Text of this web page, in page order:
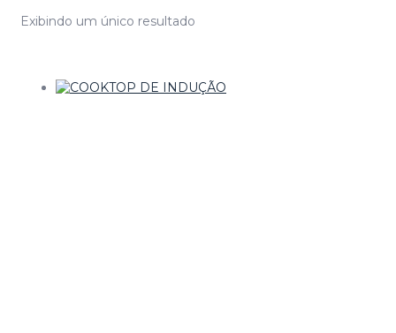
Exibindo um único resultado